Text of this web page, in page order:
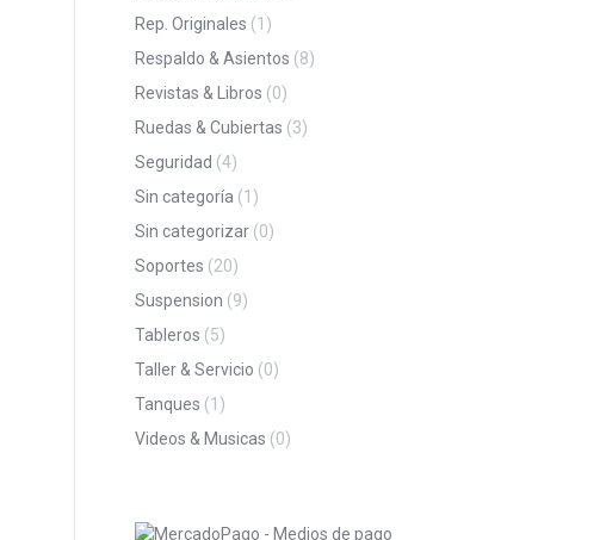
Rep. Originales (1)
Respaldo & Asientos (8)
Revistas & Libros (0)
Ruedas & Cubiertas (3)
Seguridad (4)
Sin categoría (1)
Sin categorizar (0)
Soportes (20)
Suspension (9)
Tableros (5)
Taller & Servicio (0)
Tanques (1)
Videos & Musicas (0)